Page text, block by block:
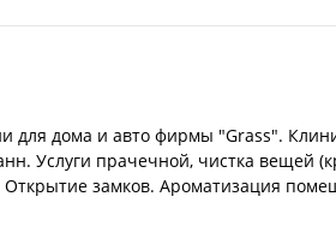
для дома и авто фирмы "Grass".
Услуги прачечной, чистка вещей
замков. Ароматизация